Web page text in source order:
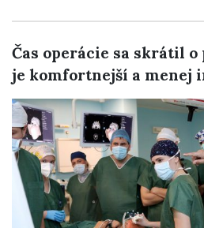
Čas operácie sa skrátil
je komfortnejší a menej